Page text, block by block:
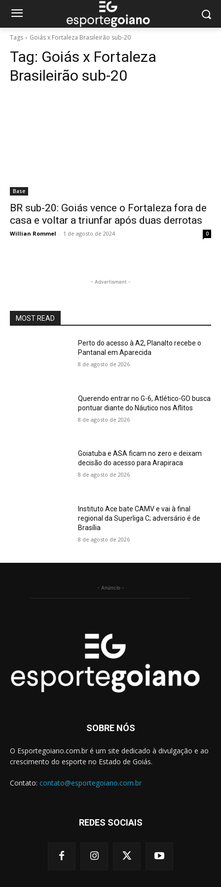
Tags Goiás x Fortaleza Brasileirão sub-20
Tag: Goiás x Fortaleza
Brasileirão sub-20
Base
BR sub-20: Goiás vence o Fortaleza fora de
casa e voltar a triunfar após duas derrotas
Willian Rommel - 1 de agosto de 2024 0
- Advertisment -
MOST READ
Perto do acesso à A2, Planalto recebe o
Pantanal em Aparecida
8 de agosto de 2026
Querendo entrar no G-6, Atlético-GO busca
pontuar diante do Náutico nos Aflitos
8 de agosto de 2026
Goiatuba e ASA ficam no zero e deixam
decisão do acesso para Arapiraca
8 de agosto de 2026
Instituto Ace bate CAMV e vai à final
regional da Superliga C; adversário é de
Brasília
8 de agosto de 2026
- Anúncio -
SOBRE NÓS
O Esportegoiano.com.br é um site dedicado à divulgação e ao
crescimento do esporte no Estado de Goiás.
Contato: contato@esportegoiano.com.br
REDES SOCIAIS